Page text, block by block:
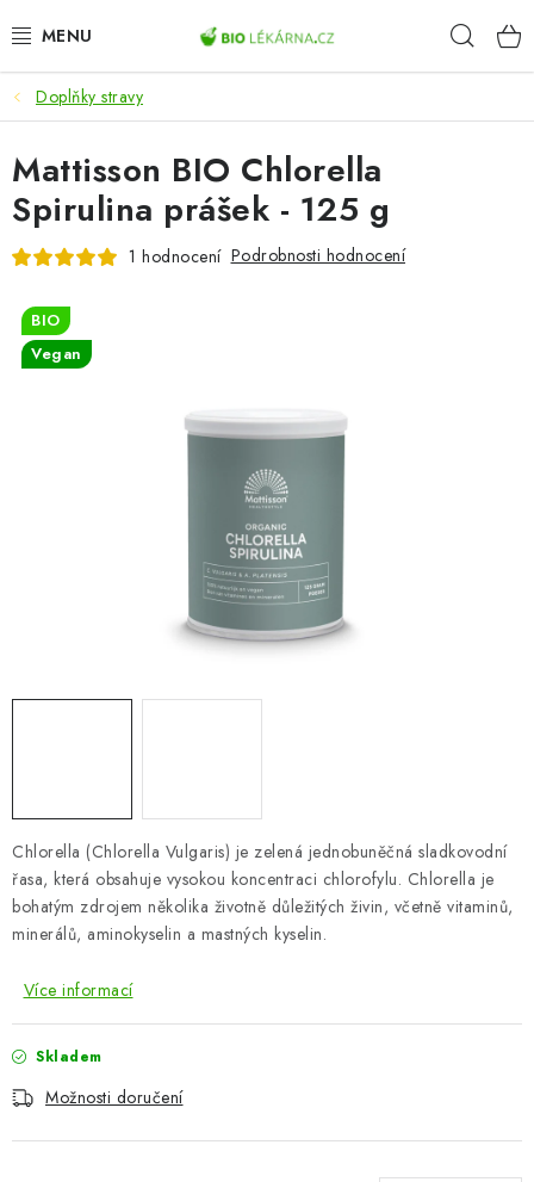
na
AKCE
DOPLŇKY STRAVY
PŘÍRODNÍ KOSMETIKA
ZDRAVÉ POTRAVINY
Odborný garant MUDr. Monika Klaudysová
Obchodní podmínky Kontakty
Doplňky stravy
Chlorella (Chlorella Vulgaris) je zelená jednobuněčná sladkovodní
řasa, která obsahuje vysokou koncentraci chlorofylu. Chlorella je
bohatým zdrojem několika životně důležitých živin, včetně vitaminů,
minerálů, aminokyselin a mastných kyselin.
Více informací
Skladem
Možnosti doručení
Mattisson BIO Chlorella
Spirulina prášek - 125 g
1 hodnocení Podrobnosti hodnocení
BIO
Vegan